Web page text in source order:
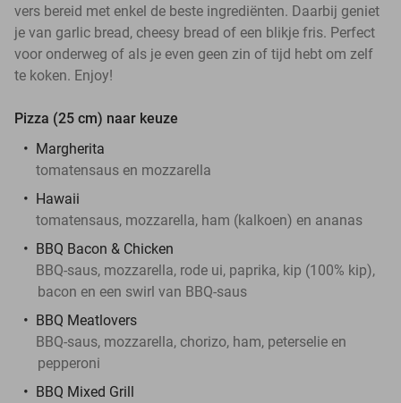
vers bereid met enkel de beste ingrediënten. Daarbij geniet
je van garlic bread, cheesy bread of een blikje fris. Perfect
voor onderweg of als je even geen zin of tijd hebt om zelf
te koken. Enjoy!
Pizza (25 cm) naar keuze
Margherita
tomatensaus en mozzarella
Hawaii
tomatensaus, mozzarella, ham (kalkoen) en ananas
BBQ Bacon & Chicken
BBQ-saus, mozzarella, rode ui, paprika, kip (100% kip),
bacon en een swirl van BBQ-saus
BBQ Meatlovers
BBQ-saus, mozzarella, chorizo, ham, peterselie en
pepperoni
BBQ Mixed Grill